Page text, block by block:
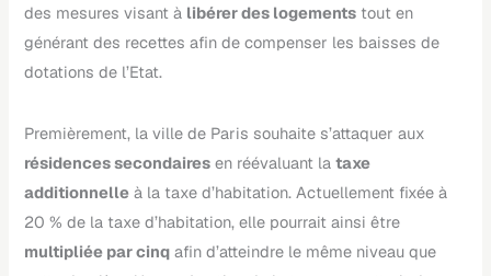
des mesures visant à libérer des logements tout en
générant des recettes afin de compenser les baisses de
dotations de l’Etat.
Premièrement, la ville de Paris souhaite s’attaquer aux
résidences secondaires en réévaluant lataxe
additionnelle à la taxe d’habitation. Actuellement fixée à
20 % de la taxe d’habitation, elle pourrait ainsi être
multipliée par cinq afin d’atteindre le même niveau que